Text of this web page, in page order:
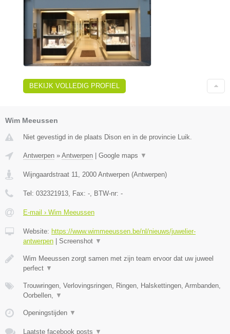
BEKIJK VOLLEDIG PROFIEL
Wim Meeussen
Niet gevestigd in de plaats Dison en in de provincie Luik.
Antwerpen » Antwerpen Google maps ▼
Wijngaardstraat 11 2000 Antwerpen (Antwerpen)
Tel: 032321913 , Fax: - , BTW-nr: -
E-mail › Wim Meeussen
Website: https://www.wimmeeussen.be/nl/nieuws/juwelier-
antwerpen
Screenshot ▼
Wim Meeussen zorgt samen met zijn team ervoor dat uw juweel
perfect ▼
Trouwringen, Verlovingsringen, Ringen, Halskettingen, Armbanden,
Oorbellen,
▼
Openingstijden ▼
Laatste facebook posts ▼